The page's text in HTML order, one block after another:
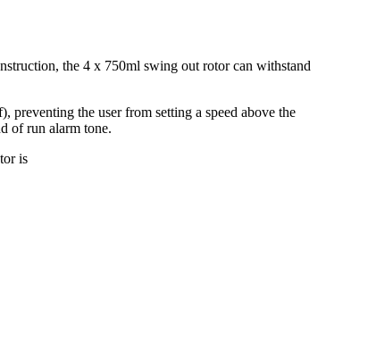
the 4 x 750ml swing out rotor can withstand
the user from setting a speed above the
of run alarm tone.
is